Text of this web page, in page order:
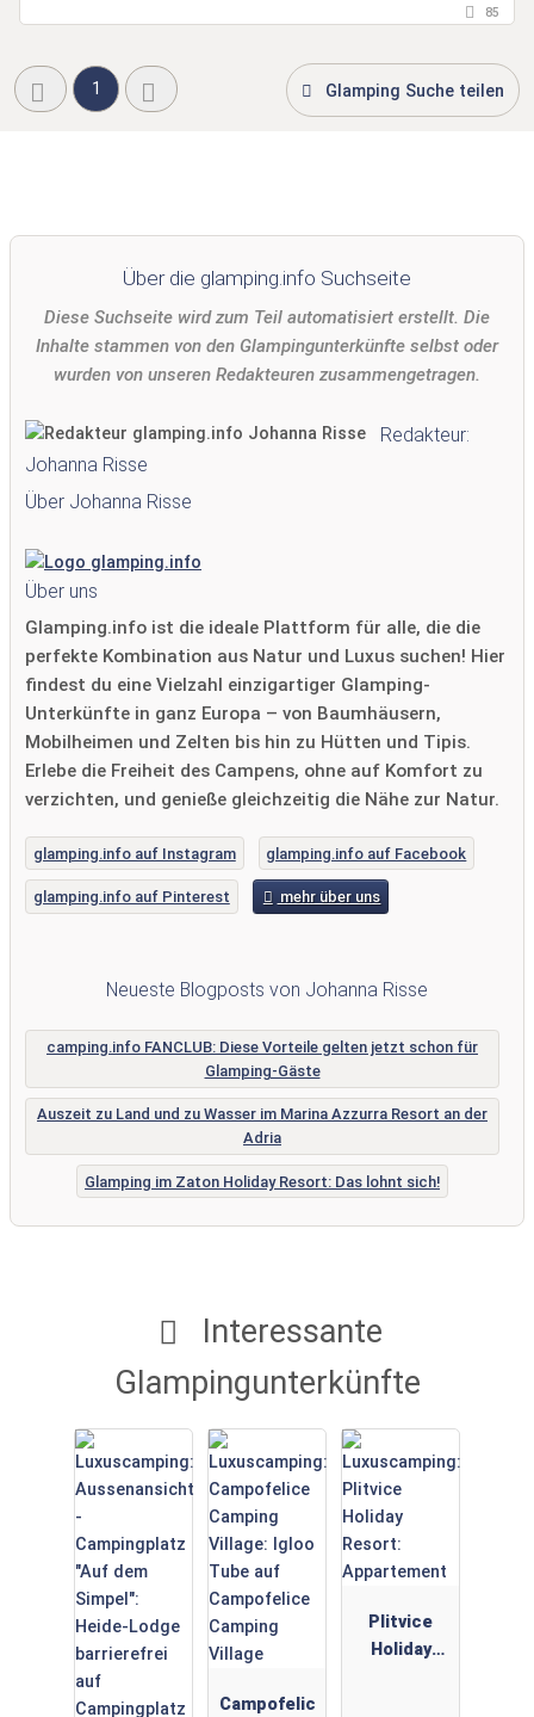
85
1 Glamping Suche teilen
Interessante
Glampingunterkünfte
Campofelic
Plitvice
Holiday
Über die glamping.info Suchseite
Diese Suchseite wird zum Teil automatisiert erstellt. Die
Inhalte stammen von den Glampingunterkünfte selbst oder
wurden von unseren Redakteuren zusammengetragen.
Redakteur:
Johanna Risse
Über Johanna Risse
Über uns
Glamping.info ist die ideale Plattform für alle, die die
perfekte Kombination aus Natur und Luxus suchen! Hier
findest du eine Vielzahl einzigartiger Glamping-
Unterkünfte in ganz Europa – von Baumhäusern,
Mobilheimen und Zelten bis hin zu Hütten und Tipis.
Erlebe die Freiheit des Campens, ohne auf Komfort zu
verzichten, und genieße gleichzeitig die Nähe zur Natur.
glamping.info auf Instagram glamping.info auf Facebook
glamping.info auf Pinterest mehr über uns
Neueste Blogposts von Johanna Risse
camping.info FANCLUB: Diese Vorteile gelten jetzt schon für
Glamping-Gäste
Auszeit zu Land und zu Wasser im Marina Azzurra Resort an der
Adria
Glamping im Zaton Holiday Resort: Das lohnt sich!